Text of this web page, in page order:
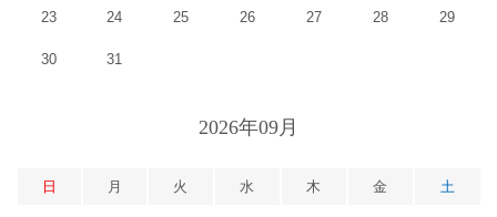
23 24 25 26 27 28 29
30 31
2026年09月
日 月 火 水 木 金 土